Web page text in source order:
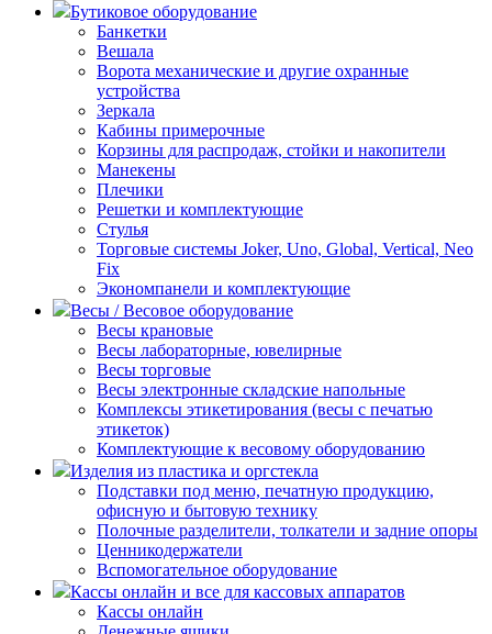
Бутиковое оборудование
Банкетки
Вешала
Ворота механические и другие охранные
устройства
Зеркала
Кабины примерочные
Корзины для распродаж, стойки и накопители
Манекены
Плечики
Решетки и комплектующие
Стулья
Торговые системы Joker, Uno, Global, Vertical, Neo
Fix
Экономпанели и комплектующие
Весы / Весовое оборудование
Весы крановые
Весы лабораторные, ювелирные
Весы торговые
Весы электронные складские напольные
Комплексы этикетирования (весы с печатью
этикеток)
Комплектующие к весовому оборудованию
Изделия из пластика и оргстекла
Подставки под меню, печатную продукцию,
офисную и бытовую технику
Полочные разделители, толкатели и задние опоры
Ценникодержатели
Вспомогательное оборудование
Кассы онлайн и все для кассовых аппаратов
Кассы онлайн